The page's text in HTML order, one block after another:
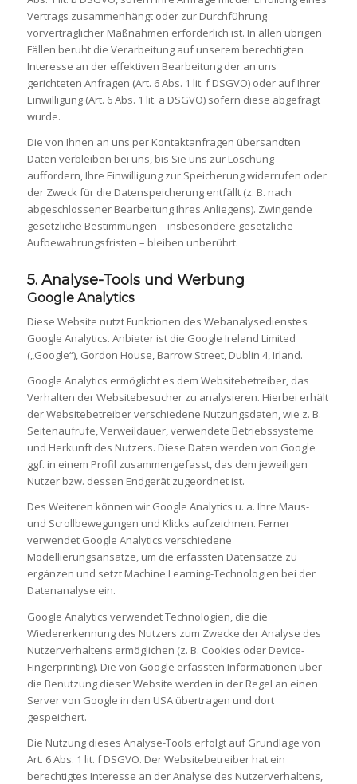
Vertrags zusammenhängt oder zur Durchführung
vorvertraglicher Maßnahmen erforderlich ist. In allen übrigen
Fällen beruht die Verarbeitung auf unserem berechtigten
Interesse an der effektiven Bearbeitung der an uns
gerichteten Anfragen (Art. 6 Abs. 1 lit. f DSGVO) oder auf Ihrer
Einwilligung (Art. 6 Abs. 1 lit. a DSGVO) sofern diese abgefragt
wurde.
Die von Ihnen an uns per Kontaktanfragen übersandten
Daten verbleiben bei uns, bis Sie uns zur Löschung
auffordern, Ihre Einwilligung zur Speicherung widerrufen oder
der Zweck für die Datenspeicherung entfällt (z. B. nach
abgeschlossener Bearbeitung Ihres Anliegens). Zwingende
gesetzliche Bestimmungen – insbesondere gesetzliche
Aufbewahrungsfristen – bleiben unberührt.
5. Analyse-Tools und Werbung
Google Analytics
Diese Website nutzt Funktionen des Webanalysedienstes
Google Analytics. Anbieter ist die Google Ireland Limited
(„Google“), Gordon House, Barrow Street, Dublin 4, Irland.
Google Analytics ermöglicht es dem Websitebetreiber, das
Verhalten der Websitebesucher zu analysieren. Hierbei erhält
der Websitebetreiber verschiedene Nutzungsdaten, wie z. B.
Seitenaufrufe, Verweildauer, verwendete Betriebssysteme
und Herkunft des Nutzers. Diese Daten werden von Google
ggf. in einem Profil zusammengefasst, das dem jeweiligen
Nutzer bzw. dessen Endgerät zugeordnet ist.
Des Weiteren können wir Google Analytics u. a. Ihre Maus-
und Scrollbewegungen und Klicks aufzeichnen. Ferner
verwendet Google Analytics verschiedene
Modellierungsansätze, um die erfassten Datensätze zu
ergänzen und setzt Machine Learning-Technologien bei der
Datenanalyse ein.
Google Analytics verwendet Technologien, die die
Wiedererkennung des Nutzers zum Zwecke der Analyse des
Nutzerverhaltens ermöglichen (z. B. Cookies oder Device-
Fingerprinting). Die von Google erfassten Informationen über
die Benutzung dieser Website werden in der Regel an einen
Server von Google in den USA übertragen und dort
gespeichert.
Die Nutzung dieses Analyse-Tools erfolgt auf Grundlage von
Art. 6 Abs. 1 lit. f DSGVO. Der Websitebetreiber hat ein
berechtigtes Interesse an der Analyse des Nutzerverhaltens,